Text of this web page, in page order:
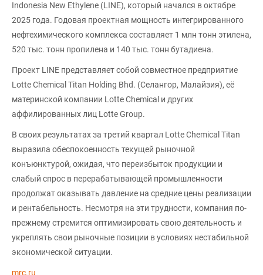
Indonesia New Ethylene (LINE), который начался в октябре
2025 года. Годовая проектная мощность интегрированного
нефтехимического комплекса составляет 1 млн тонн этилена,
520 тыс. тонн пропилена и 140 тыс. тонн бутадиена.
Проект LINE представляет собой совместное предприятие
Lotte Chemical Titan Holding Bhd. (Селангор, Малайзия), её
материнской компании Lotte Chemical и других
аффилированных лиц Lotte Group.
В своих результатах за третий квартал Lotte Chemical Titan
выразила обеспокоенность текущей рыночной
конъюнктурой, ожидая, что переизбыток продукции и
слабый спрос в перерабатывающей промышленности
продолжат оказывать давление на средние цены реализации
и рентабельность. Несмотря на эти трудности, компания по-
прежнему стремится оптимизировать свою деятельность и
укреплять свои рыночные позиции в условиях нестабильной
экономической ситуации.
mrc.ru